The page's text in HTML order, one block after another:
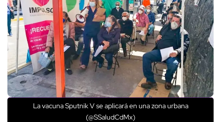
La vacuna Sputnik V se aplicará en una zona urbana
(@SSaludCdMx)